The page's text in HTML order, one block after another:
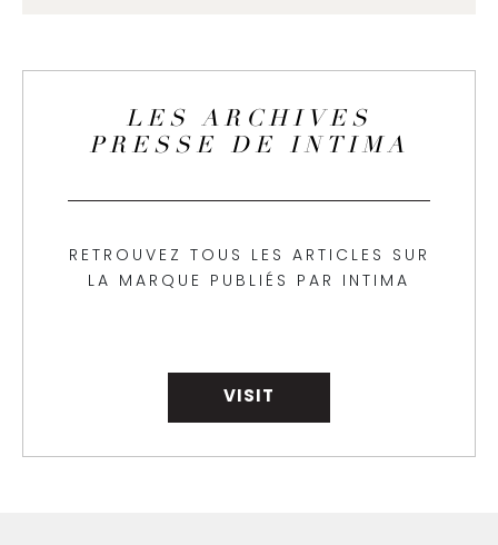
LES ARCHIVES
PRESSE DE INTIMA
RETROUVEZ TOUS LES ARTICLES SUR
LA MARQUE PUBLIÉS PAR INTIMA
VISIT